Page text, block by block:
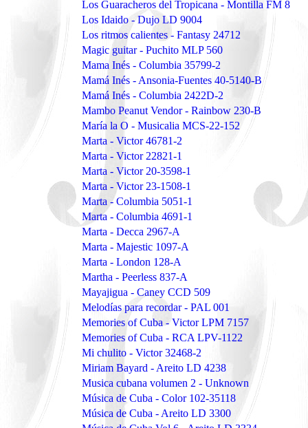
Los Guaracheros del Tropicana - Montilla FM 8
Los Idaido - Dujo LD 9004
Los ritmos calientes - Fantasy 24712
Magic guitar - Puchito MLP 560
Mama Inés - Columbia 35799-2
Mamá Inés - Ansonia-Fuentes 40-5140-B
Mamá Inés - Columbia 2422D-2
Mambo Peanut Vendor - Rainbow 230-B
María la O - Musicalia MCS-22-152
Marta - Victor 46781-2
Marta - Victor 22821-1
Marta - Victor 20-3598-1
Marta - Victor 23-1508-1
Marta - Columbia 5051-1
Marta - Columbia 4691-1
Marta - Decca 2967-A
Marta - Majestic 1097-A
Marta - London 128-A
Martha - Peerless 837-A
Mayajigua - Caney CCD 509
Melodías para recordar - PAL 001
Memories of Cuba - Victor LPM 7157
Memories of Cuba - RCA LPV-1122
Mi chulito - Victor 32468-2
Miriam Bayard - Areito LD 4238
Musica cubana volumen 2 - Unknown
Música de Cuba - Color 102-35118
Música de Cuba - Areito LD 3300